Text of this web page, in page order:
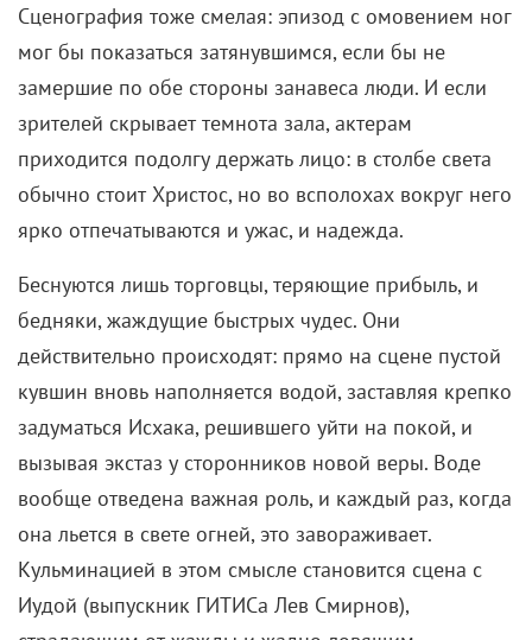
Сценография тоже смелая: эпизод с омовением ног
мог бы показаться затянувшимся, если бы не
замершие по обе стороны занавеса люди. И если
зрителей скрывает темнота зала, актерам
приходится подолгу держать лицо: в столбе света
обычно стоит Христос, но во всполохах вокруг него
ярко отпечатываются и ужас, и надежда.
Беснуются лишь торговцы, теряющие прибыль, и
бедняки, жаждущие быстрых чудес. Они
действительно происходят: прямо на сцене пустой
кувшин вновь наполняется водой, заставляя крепко
задуматься Исхака, решившего уйти на покой, и
вызывая экстаз у сторонников новой веры. Воде
вообще отведена важная роль, и каждый раз, когда
она льется в свете огней, это завораживает.
Кульминацией в этом смысле становится сцена с
Иудой (выпускник ГИТИСа Лев Смирнов),